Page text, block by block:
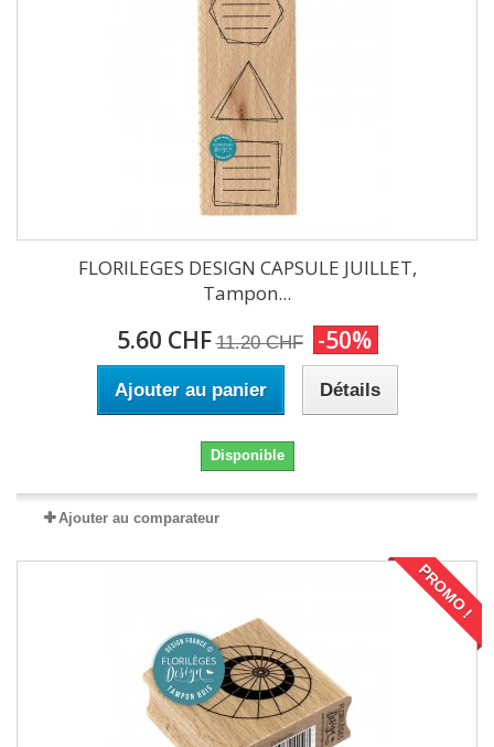
FLORILEGES DESIGN CAPSULE JUILLET,
Tampon...
5.60 CHF 11.20 CHF -50%
Ajouter au panier Détails
Disponible
Ajouter au comparateur
PROMO !